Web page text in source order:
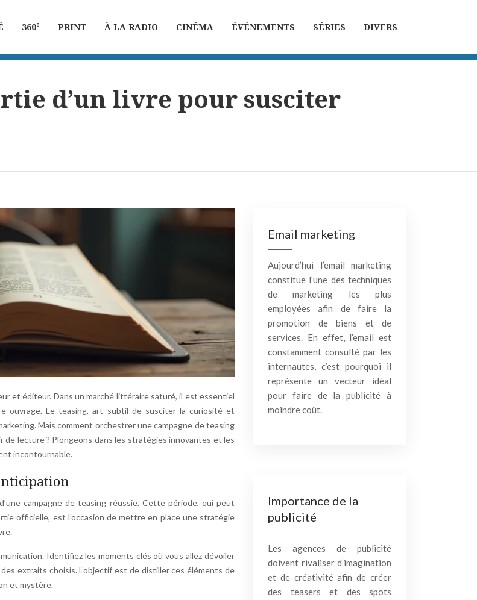
360° PRINT À LA RADIO CINÉMA ÉVÉNEMENTS SÉRIES DIVERS
d’un livre pour susciter
et éditeur. Dans un marché littéraire saturé, il est essentiel
ouvrage. Le teasing, art subtil de susciter la curiosité et
Mais comment orchestrer une campagne de teasing
lecture ? Plongeons dans les stratégies innovantes et les
incontournable.
campagne de teasing réussie. Cette période, qui peut
officielle, est l’occasion de mettre en place une stratégie
Identifiez les moments clés où vous allez dévoiler
extraits choisis. L’objectif est de distiller ces éléments de
et mystère.
Email marketing
Aujourd’hui l’email marketing
constitue l’une des techniques
de marketing les plus
employées afin de faire la
promotion de biens et de
services. En effet, l’email est
constamment consulté par les
internautes, c’est pourquoi il
représente un vecteur idéal
pour faire de la publicité à
moindre coût.
Importance de la
publicité
Les agences de publicité
doivent rivaliser d’imagination
et de créativité afin de créer
des teasers et des spots